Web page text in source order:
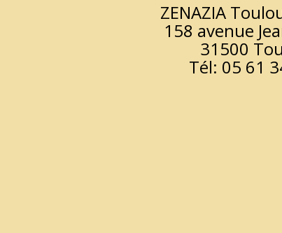
ZENAZIA
158 avenue
31500
Tél: 05 61